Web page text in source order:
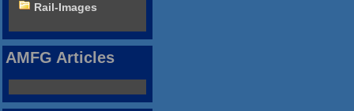
Rail-Images
AMFG Articles